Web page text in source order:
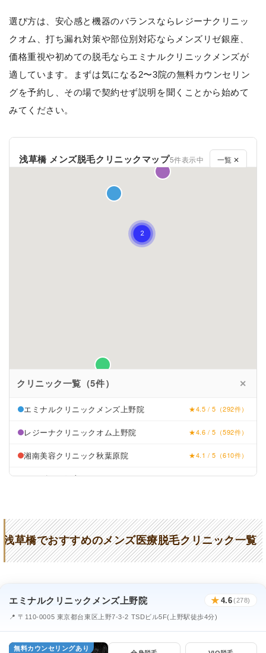
選び方は、安心感と機器のバランスならレジーナクリニッ
クオム、打ち漏れ対策や部位別対応ならメンズリゼ銀座、
価格重視や初めての脱毛ならエミナルクリニックメンズが
適しています。まずは気になる2〜3院の無料カウンセリン
グを予約し、その場で契約せず説明を聞くことから始めて
みてください。
浅草橋 メンズ脱毛クリニックマップ5件表示中 一覧 ✕
クリニック一覧（5件） ✕
エミナルクリニックメンズ上野院 ★4.5 / 5（292件）
レジーナクリニックオム上野院 ★4.6 / 5（592件）
湘南美容クリニック秋葉原院 ★4.1 / 5（610件）
メンズリゼ銀座 ★4.1 / 5（92件）
浅草橋でおすすめのメンズ医療脱毛クリニック一覧
エミナルクリニックメンズ上野院 ★ 4.6(278)
📍 〒110-0005 東京都台東区上野7-3-2 TSDビル5F(上野駅徒歩4分)
無料カウンセリングあり